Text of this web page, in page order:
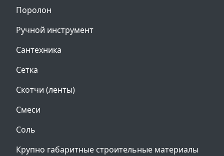
Поролон
Ручной инструмент
Сантехника
Сетка
Скотчи (ленты)
Смеси
Соль
Крупно габаритные строительные материалы